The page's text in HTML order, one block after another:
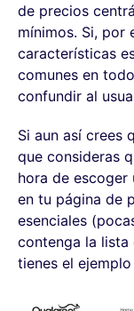
de precios
mínimos. Si, por
características
comunes en
confundir al
Si aun así crees
que consideras
hora de escoger
en tu página de
esenciales
contenga la
tienes el